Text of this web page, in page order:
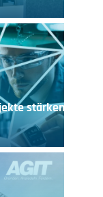
stärken